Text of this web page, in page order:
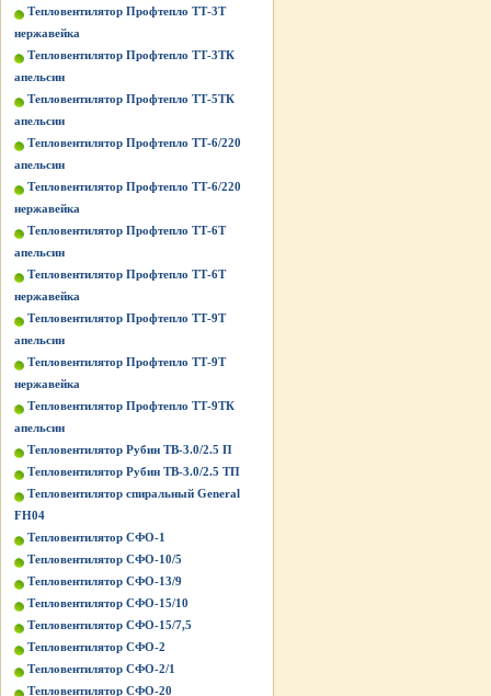
Тепловентилятор Профтепло ТТ-3Т
нержавейка
Тепловентилятор Профтепло ТТ-3ТК
апельсин
Тепловентилятор Профтепло ТТ-5ТК
апельсин
Тепловентилятор Профтепло ТТ-6/220
апельсин
Тепловентилятор Профтепло ТТ-6/220
нержавейка
Тепловентилятор Профтепло ТТ-6Т
апельсин
Тепловентилятор Профтепло ТТ-6Т
нержавейка
Тепловентилятор Профтепло ТТ-9Т
апельсин
Тепловентилятор Профтепло ТТ-9Т
нержавейка
Тепловентилятор Профтепло ТТ-9ТК
апельсин
Тепловентилятор Рубин ТВ-3.0/2.5 П
Тепловентилятор Рубин ТВ-3.0/2.5 ТП
Тепловентилятор спиральный General
FH04
Тепловентилятор СФО-1
Тепловентилятор СФО-10/5
Тепловентилятор СФО-13/9
Тепловентилятор СФО-15/10
Тепловентилятор СФО-15/7,5
Тепловентилятор СФО-2
Тепловентилятор СФО-2/1
Тепловентилятор СФО-20